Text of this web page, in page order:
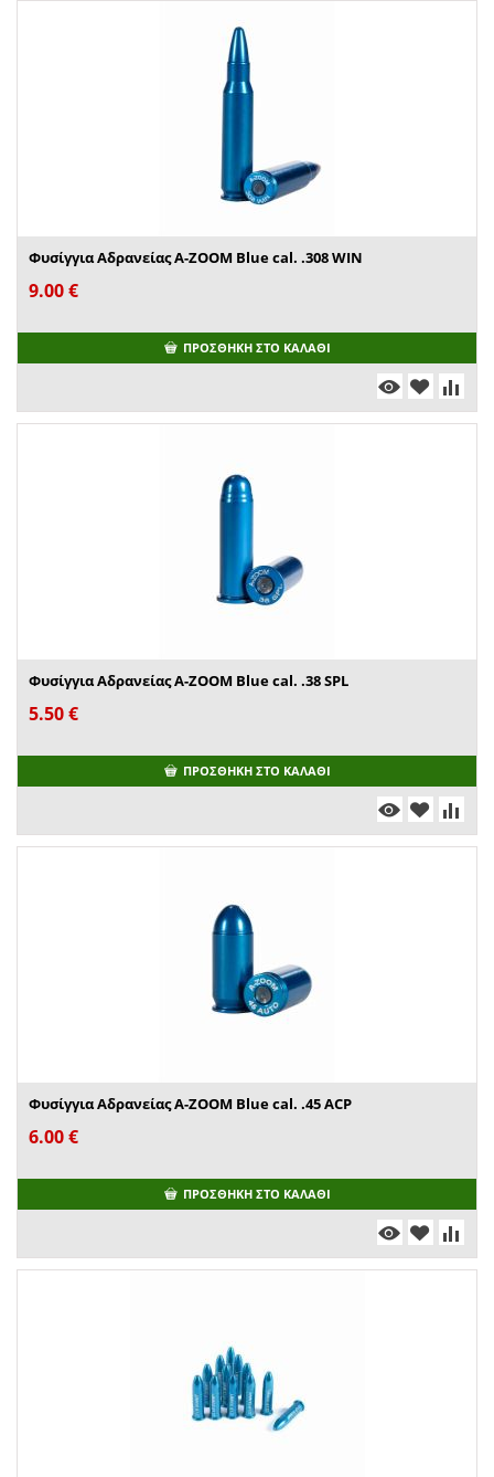
Φυσίγγια Αδρανείας A-ZOOM Blue cal. .308 WIN
9.00€
ΠΡΟΣΘΉΚΗ ΣΤΟ ΚΑΛΆΘΙ
Φυσίγγια Αδρανείας A-ZOOM Blue cal. .38 SPL
5.50€
ΠΡΟΣΘΉΚΗ ΣΤΟ ΚΑΛΆΘΙ
Φυσίγγια Αδρανείας A-ZOOM Blue cal. .45 ACP
6.00€
ΠΡΟΣΘΉΚΗ ΣΤΟ ΚΑΛΆΘΙ